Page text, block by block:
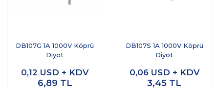
DB107G 1A 1000V Köprü
Diyot
0,12 USD + KDV
6,89 TL
DB107S 1A 1000V Köprü
Diyot
0,06 USD + KDV
3,45 TL